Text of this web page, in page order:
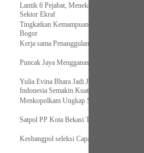
Lantik 6 Pejabat, Menekraf Tegaskan
Sektor Ekraf
Tingkatkan Kemampuan K9 TNI,
Bogor
Kerja sama Penanggulangan Bencana
Puncak Jaya Mengganas, TNI-POLRI
Yulia Evina Bhara Jadi Juri Festival Film
Indonesia Semakin Kuat
Menkopolkam Ungkap Spirit Persatuan
Satpol PP Kota Bekasi Tertibkan PPKS
Kesbangpol seleksi Capaska 736 Siswa/i